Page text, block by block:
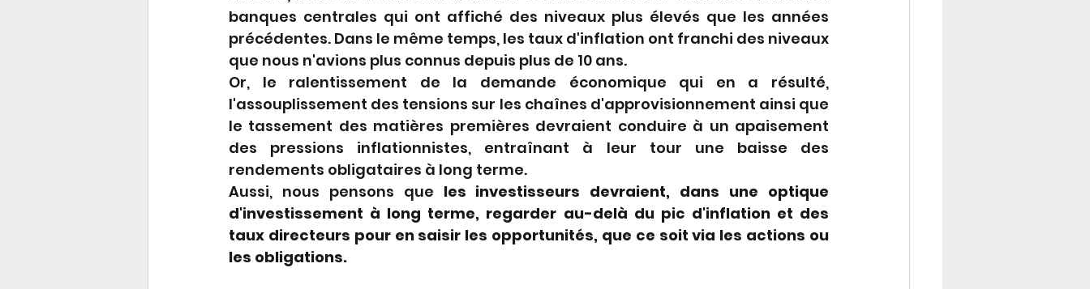
banques centrales qui ont affiché des niveaux plus élevés que les années
précédentes. Dans le même temps, les taux d'inflation ont franchi des niveaux
que nous n'avions plus connus depuis plus de 10 ans.
Or, le ralentissement de la demande économique qui en a résulté,
l'assouplissement des tensions sur les chaînes d'approvisionnement ainsi que
le tassement des matières premières devraient conduire à un apaisement
des pressions inflationnistes, entraînant à leur tour une baisse des
rendements obligataires à long terme.
Aussi, nous pensons que les investisseurs devraient, dans une optique
d'investissement à long terme, regarder au-delà du pic d'inflation et des
taux directeurs pour en saisir les opportunités, que ce soit via les actions ou
les obligations.